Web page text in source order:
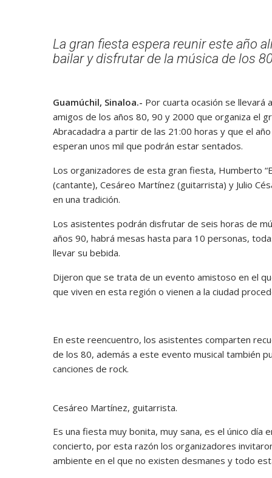
La gran fiesta espera reunir este año
bailar y disfrutar de la música de los
Guamúchil, Sinaloa.- Por cuarta ocasión se llevará
amigos de los años 80, 90 y 2000 que organiza el
Abracadadra a partir de las 21:00 horas y que el
esperan unos mil que podrán estar sentados.
Los organizadores de esta gran fiesta, Humberto
(cantante), Cesáreo Martínez (guitarrista) y Julio
en una tradición.
Los asistentes podrán disfrutar de seis horas de
años 90, habrá mesas hasta para 10 personas,
llevar su bebida.
Dijeron que se trata de un evento amistoso en el
que viven en esta región o vienen a la ciudad
En este reencuentro, los asistentes comparten
de los 80, además a este evento musical también
canciones de rock.
Cesáreo Martínez, guitarrista.
Es una fiesta muy bonita, muy sana, es el único
concierto, por esta razón los organizadores
ambiente en el que no existen desmanes y todo